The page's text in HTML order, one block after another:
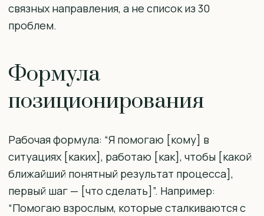
связных направления, а не список из 30
проблем.
Формула
позиционирования
Рабочая формула: “Я помогаю [кому] в
ситуациях [каких], работаю [как], чтобы [какой
ближайший понятный результат процесса],
первый шаг — [что сделать]”. Например:
“Помогаю взрослым, которые сталкиваются с